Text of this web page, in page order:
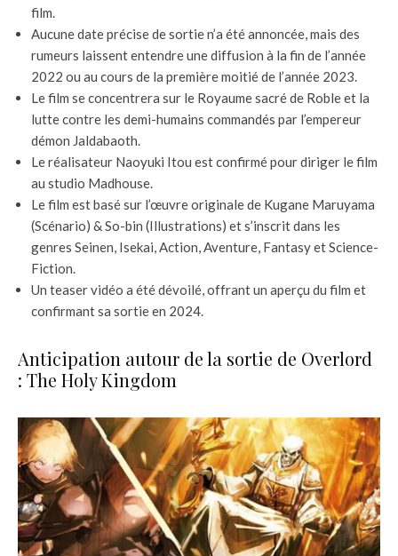
film.
Aucune date précise de sortie n’a été annoncée, mais des
rumeurs laissent entendre une diffusion à la fin de l’année
2022 ou au cours de la première moitié de l’année 2023.
Le film se concentrera sur le Royaume sacré de Roble et la
lutte contre les demi-humains commandés par l’empereur
démon Jaldabaoth.
Le réalisateur Naoyuki Itou est confirmé pour diriger le film
au studio Madhouse.
Le film est basé sur l’œuvre originale de Kugane Maruyama
(Scénario) & So-bin (Illustrations) et s’inscrit dans les
genres Seinen, Isekai, Action, Aventure, Fantasy et Science-
Fiction.
Un teaser vidéo a été dévoilé, offrant un aperçu du film et
confirmant sa sortie en 2024.
Anticipation autour de la sortie de Overlord
: The Holy Kingdom